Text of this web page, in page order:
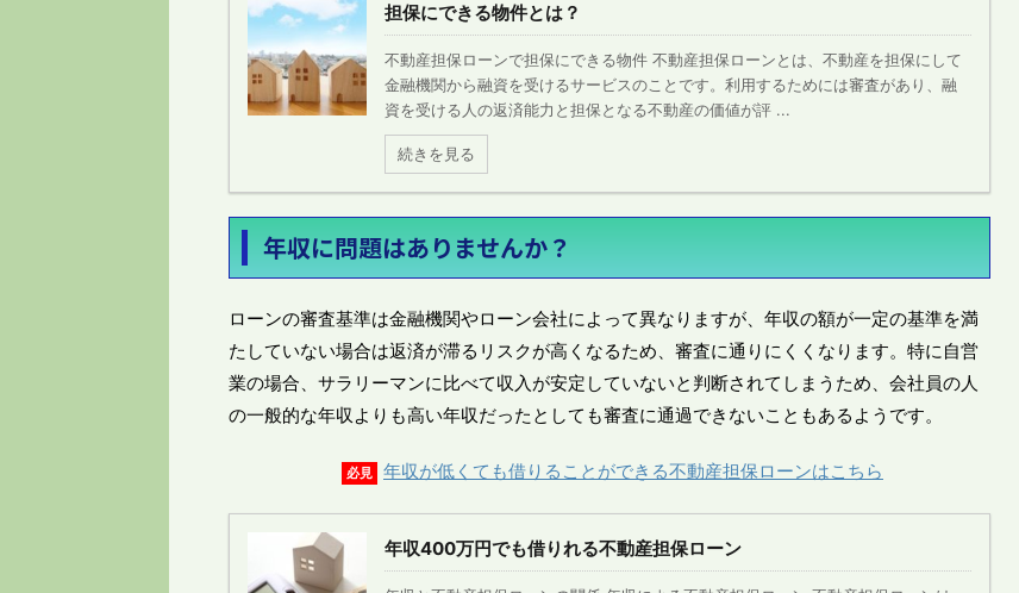
担保にできる物件とは？
不動産担保ローンで担保にできる物件 不動産担保ローンとは、不動産を担保にして
金融機関から融資を受けるサービスのことです。利用するためには審査があり、融
資を受ける人の返済能力と担保となる不動産の価値が評 ...
続きを見る
年収に問題はありませんか？
ローンの審査基準は金融機関やローン会社によって異なりますが、年収の額が一定の基準を満
たしていない場合は返済が滞るリスクが高くなるため、審査に通りにくくなります。特に自営
業の場合、サラリーマンに比べて収入が安定していないと判断されてしまうため、会社員の人
の一般的な年収よりも高い年収だったとしても審査に通過できないこともあるようです。
必見 年収が低くても借りることができる不動産担保ローンはこちら
年収400万円でも借りれる不動産担保ローン